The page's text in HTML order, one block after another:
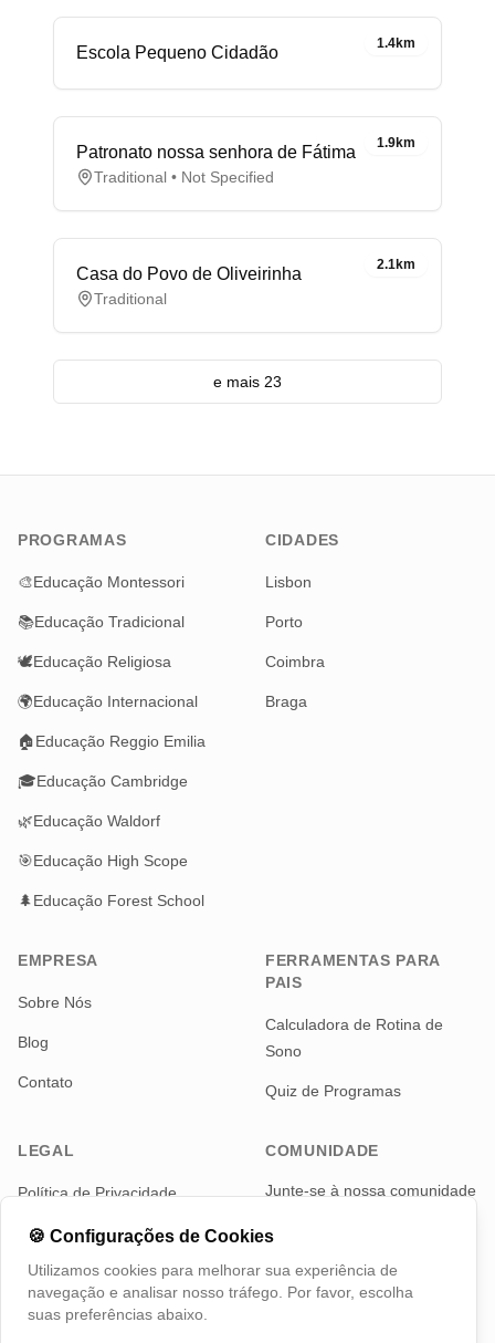
1.4km
Escola Pequeno Cidadão
1.9km
Patronato nossa senhora de Fátima
Traditional • Not Specified
2.1km
Casa do Povo de Oliveirinha
Traditional
e mais 23
PROGRAMAS
🎨Educação Montessori
📚Educação Tradicional
🕊️Educação Religiosa
🌍Educação Internacional
🏠Educação Reggio Emilia
🎓Educação Cambridge
🌿Educação Waldorf
🎯Educação High Scope
🌲Educação Forest School
CIDADES
Lisbon
Porto
Coimbra
Braga
EMPRESA
Sobre Nós
Blog
Contato
FERRAMENTAS PARA
PAIS
Calculadora de Rotina de
Sono
Quiz de Programas
LEGAL
Política de Privacidade
Termos de Serviço
COMUNIDADE
Junte-se à nossa comunidade
atualizações
Telegram
🍪 Configurações de Cookies
Utilizamos cookies para melhorar sua experiência de
navegação e analisar nosso tráfego. Por favor, escolha
suas preferências abaixo.